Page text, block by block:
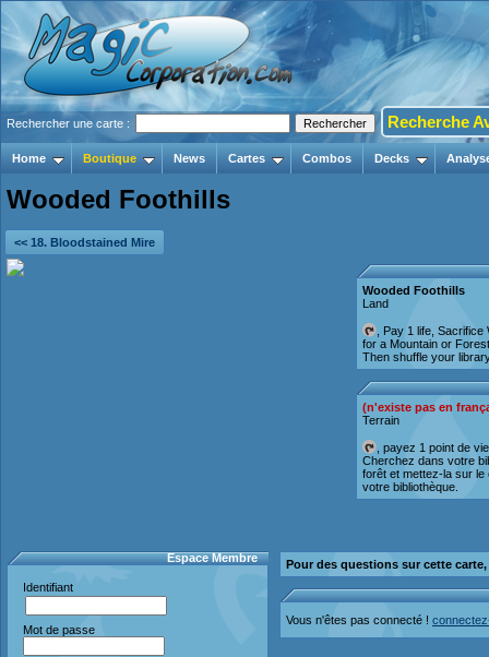
Rechercher une carte : Recherche
Home Boutique News Cartes Combos Decks
Wooded Foothills
<< 18. Bloodstained Mire
Wooded Foothills
Land
, Pay 1 life,
for a Mountain or
Then shuffle your
(n'existe pas en
Terrain
, payez 1 point de
Cherchez dans votre
forêt et mettez-la sur le
votre bibliothèque.
Espace Membre
Identifiant
Mot de passe
Pour des questions sur cette
Vous n'êtes pas connecté !